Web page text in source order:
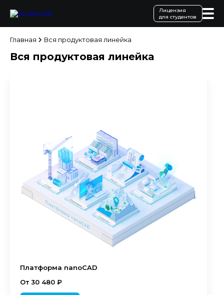
Лицензия
для студентов
Главная Вся продуктовая линейка
Вся продуктовая линейка
Платформа nanoCAD
От 30 480 ₽